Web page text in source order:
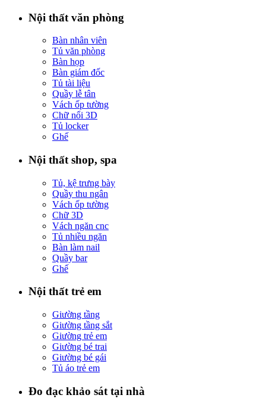
Nội thất văn phòng
Bàn nhân viên
Tủ văn phòng
Bàn họp
Bàn giám đốc
Tủ tài liệu
Quầy lễ tân
Vách ốp tường
Chữ nổi 3D
Tủ locker
Ghế
Nội thất shop, spa
Tủ, kệ trưng bày
Quầy thu ngân
Vách ốp tường
Chữ 3D
Vách ngăn cnc
Tủ nhiều ngăn
Bàn làm nail
Quầy bar
Ghế
Nội thất trẻ em
Giường tầng
Giường tầng sắt
Giường trẻ em
Giường bé trai
Giường bé gái
Tủ áo trẻ em
Đo đạc khảo sát tại nhà